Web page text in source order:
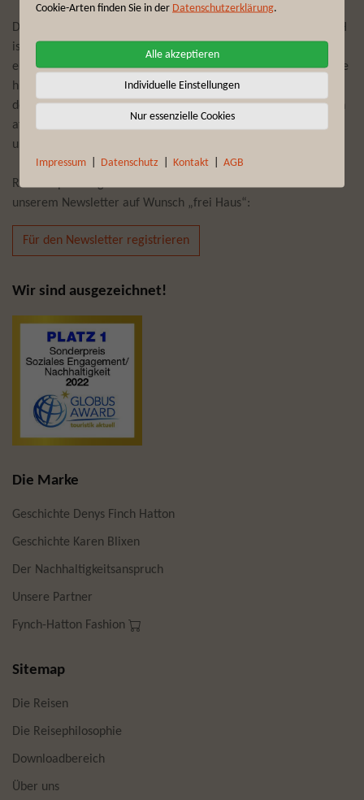
Cookie-Arten finden Sie in der Datenschutzerklärung.
Alle akzeptieren
Individuelle Einstellungen
Nur essenzielle Cookies
Impressum Datenschutz Kontakt AGB
Der Reiseveranstalter First Reisebüro Mönchengladbach GmbH
ist seit mehr als 75 Jahren Experte darin, Reisewünsche zu
erfüllen und täglich individuelle Trips und Touren zu planen. Die
hier angebotenen Erlebnisreisen zu Traumdestinationen auf
dem afrikanischen Kontinent bescheren Ihnen, gepaart mit den
afrikanischen Wurzeln der Brand-Story von Fynch-Hatton,
unvergessliche Momente.
Reiseempfehlungen und Reiseneuheiten bekommen Sie mit
unserem Newsletter auf Wunsch „frei Haus“:
Für den Newsletter registrieren
Wir sind ausgezeichnet!
Die Marke
Geschichte Denys Finch Hatton
Geschichte Karen Blixen
Der Nachhaltigkeitsanspruch
Unsere Partner
Fynch-Hatton Fashion
Sitemap
Die Reisen
Die Reisephilosophie
Downloadbereich
Über uns